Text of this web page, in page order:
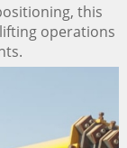
this
operations